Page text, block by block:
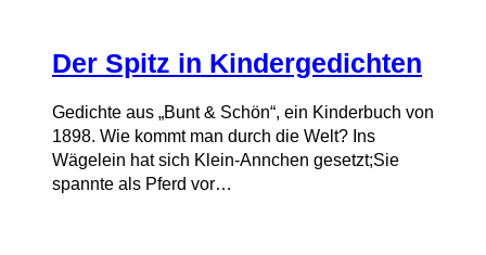
Der Spitz in Kindergedichten
Gedichte aus „Bunt & Schön“, ein Kinderbuch von
1898. Wie kommt man durch die Welt? Ins
Wägelein hat sich Klein-Annchen gesetzt;Sie
spannte als Pferd vor…